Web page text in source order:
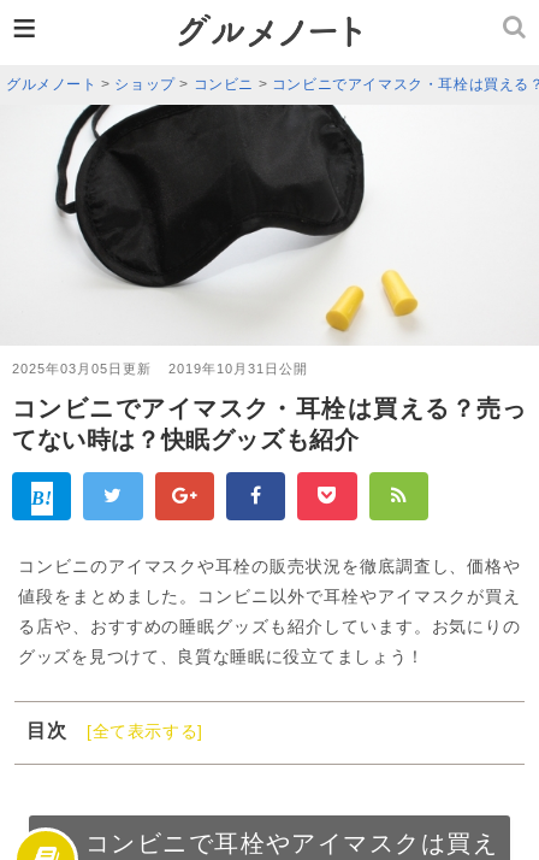
グルメノート > ショップ > コンビニ > コンビニでアイマスク・耳栓は買える
2025年03月05日更新 2019年10月31日公開
コンビニでアイマスク・耳栓は買える？売っ
てない時は？快眠グッズも紹介
コンビニのアイマスクや耳栓の販売状況を徹底調査し、価格や
値段をまとめました。コンビニ以外で耳栓やアイマスクが買え
る店や、おすすめの睡眠グッズも紹介しています。お気にりの
グッズを見つけて、良質な睡眠に役立てましょう！
目次
[全て表示する]
1
コンビニで耳栓やアイマスクは買える？
3
コンビニの耳栓・アイマスク②ファミリーマート
コンビニで耳栓やアイマスクは買え
≡